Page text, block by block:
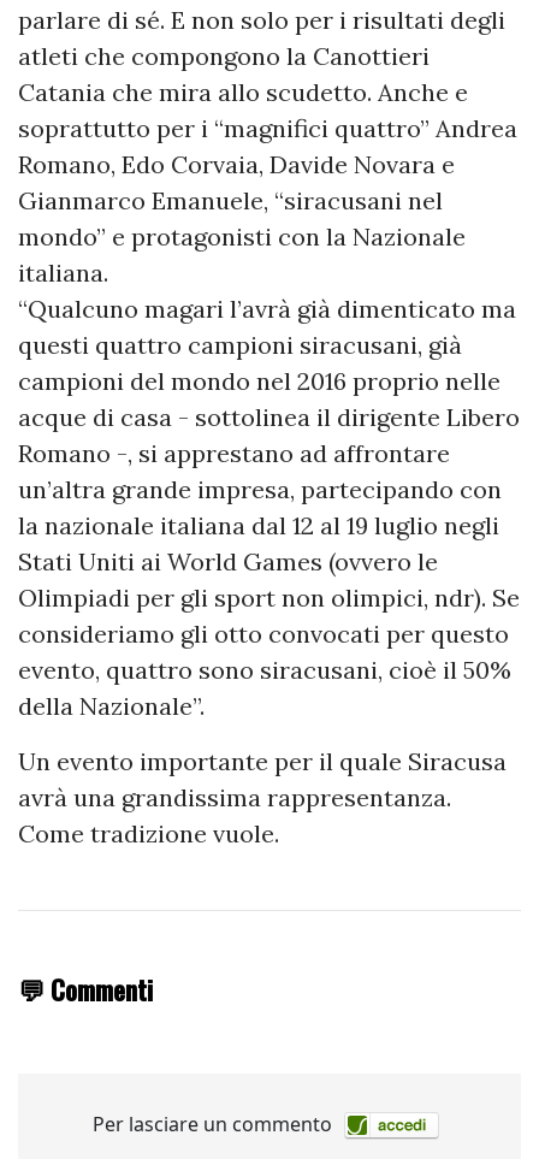
parlare di sé. E non solo per i risultati degli
atleti che compongono la Canottieri
Catania che mira allo scudetto. Anche e
soprattutto per i “magnifici quattro” Andrea
Romano, Edo Corvaia, Davide Novara e
Gianmarco Emanuele, “siracusani nel
mondo” e protagonisti con la Nazionale
italiana.
“Qualcuno magari l’avrà già dimenticato ma
questi quattro campioni siracusani, già
campioni del mondo nel 2016 proprio nelle
acque di casa - sottolinea il dirigente Libero
Romano -, si apprestano ad affrontare
un’altra grande impresa, partecipando con
la nazionale italiana dal 12 al 19 luglio negli
Stati Uniti ai World Games (ovvero le
Olimpiadi per gli sport non olimpici, ndr). Se
consideriamo gli otto convocati per questo
evento, quattro sono siracusani, cioè il 50%
della Nazionale”.
Un evento importante per il quale Siracusa
avrà una grandissima rappresentanza.
Come tradizione vuole.
💬 Commenti